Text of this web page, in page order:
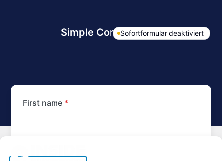
Simple Contact Form
First name *
Sofortformular deaktiviert